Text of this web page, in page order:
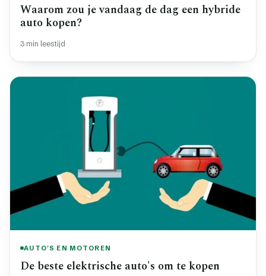
Waarom zou je vandaag de dag een hybride
auto kopen?
3 min leestijd
AUTO'S EN MOTOREN
De beste elektrische auto's om te kopen